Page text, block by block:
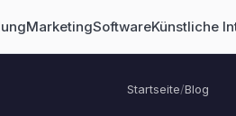
MarketingSoftwareKünstliche
Startseite/Blog